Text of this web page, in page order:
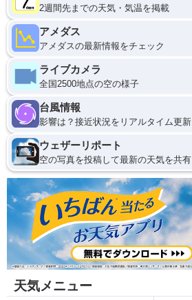
2週間先までの天気・気温を掲載
アメダス
アメダスの最新情報をチェック
ライブカメラ
全国2500地点の空の様子
台風情報
影響は？接近状況をリアルタイム更新
ウェザーリポート
空の写真を投稿して最新の天気を共有
天気メニュー